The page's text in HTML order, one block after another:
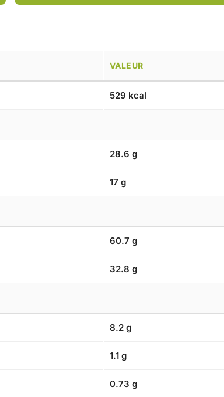
VALEUR
529 kcal
28.6 g
17 g
60.7 g
32.8 g
8.2 g
1.1 g
0.73 g